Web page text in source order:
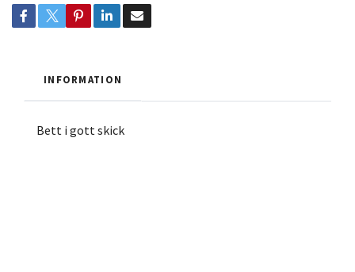
INFORMATION
Bett i gott skick